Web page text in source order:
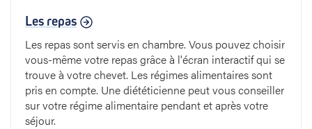
Les repas
Les repas sont servis en chambre. Vous pouvez choisir
vous-même votre repas grâce à l'écran interactif qui se
trouve à votre chevet. Les régimes alimentaires sont
pris en compte. Une diététicienne peut vous conseiller
sur votre régime alimentaire pendant et après votre
séjour.